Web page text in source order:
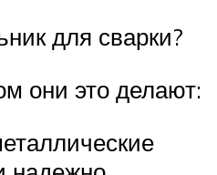
для сварки?
они это делают: